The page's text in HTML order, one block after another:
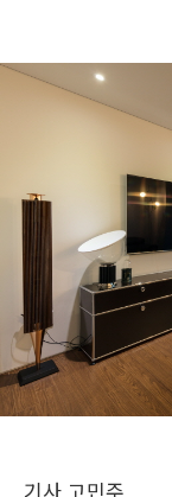
기사 고민주